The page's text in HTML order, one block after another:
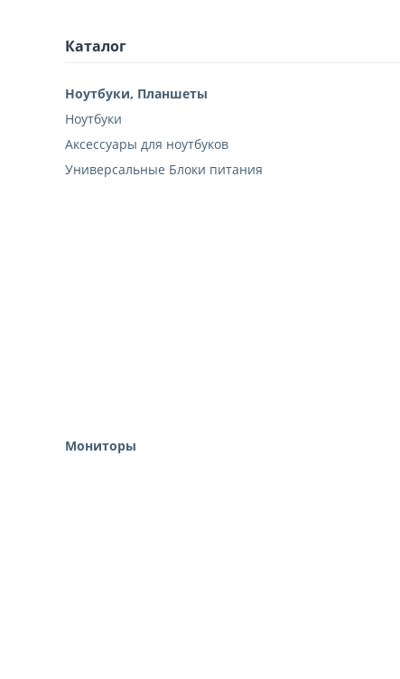
Каталог
Ноутбуки, Планшеты
Ноутбуки
Аксессуары для ноутбуков
Универсальные Блоки питания
Мониторы